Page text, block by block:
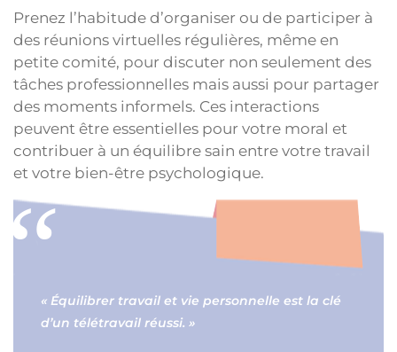
Prenez l’habitude d’organiser ou de participer à
des réunions virtuelles régulières, même en
petite comité, pour discuter non seulement des
tâches professionnelles mais aussi pour partager
des moments informels. Ces interactions
peuvent être essentielles pour votre moral et
contribuer à un équilibre sain entre votre travail
et votre bien-être psychologique.
« Équilibrer travail et vie personnelle est la clé
d’un télétravail réussi. »